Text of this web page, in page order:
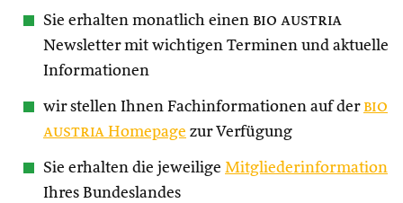
Sie erhalten monatlich einen bio austria
Newsletter mit wichtigen Terminen und aktuelle
Informationen
wir stellen Ihnen Fachinformationen auf der bio
austria Homepage zur Verfügung
Sie erhalten die jeweilige Mitgliederinformation
Ihres Bundeslandes